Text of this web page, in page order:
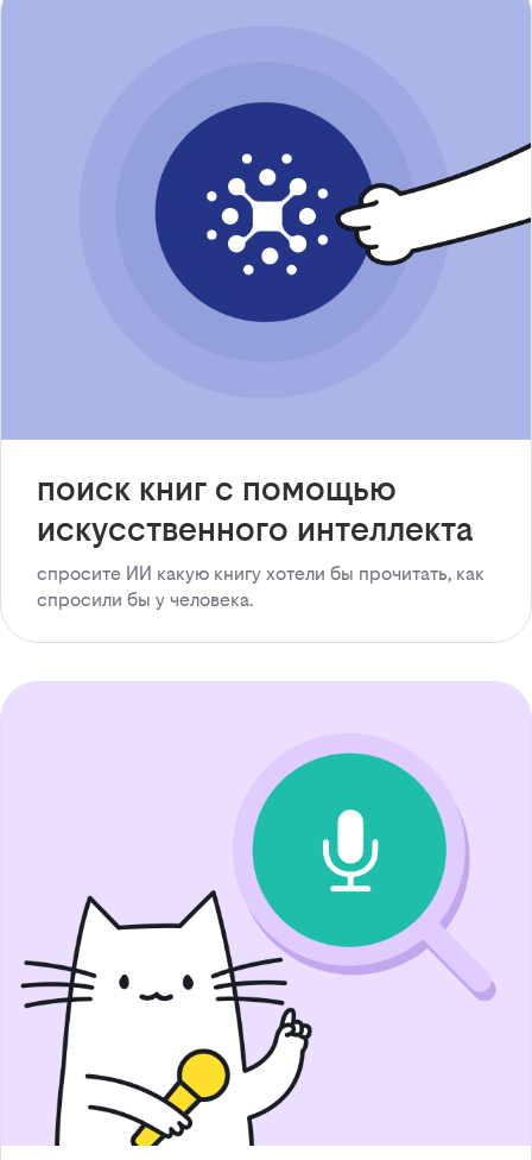
поиск книг с помощью
искусственного интеллекта
спросите ИИ какую книгу хотели бы прочитать, как
спросили бы у человека.